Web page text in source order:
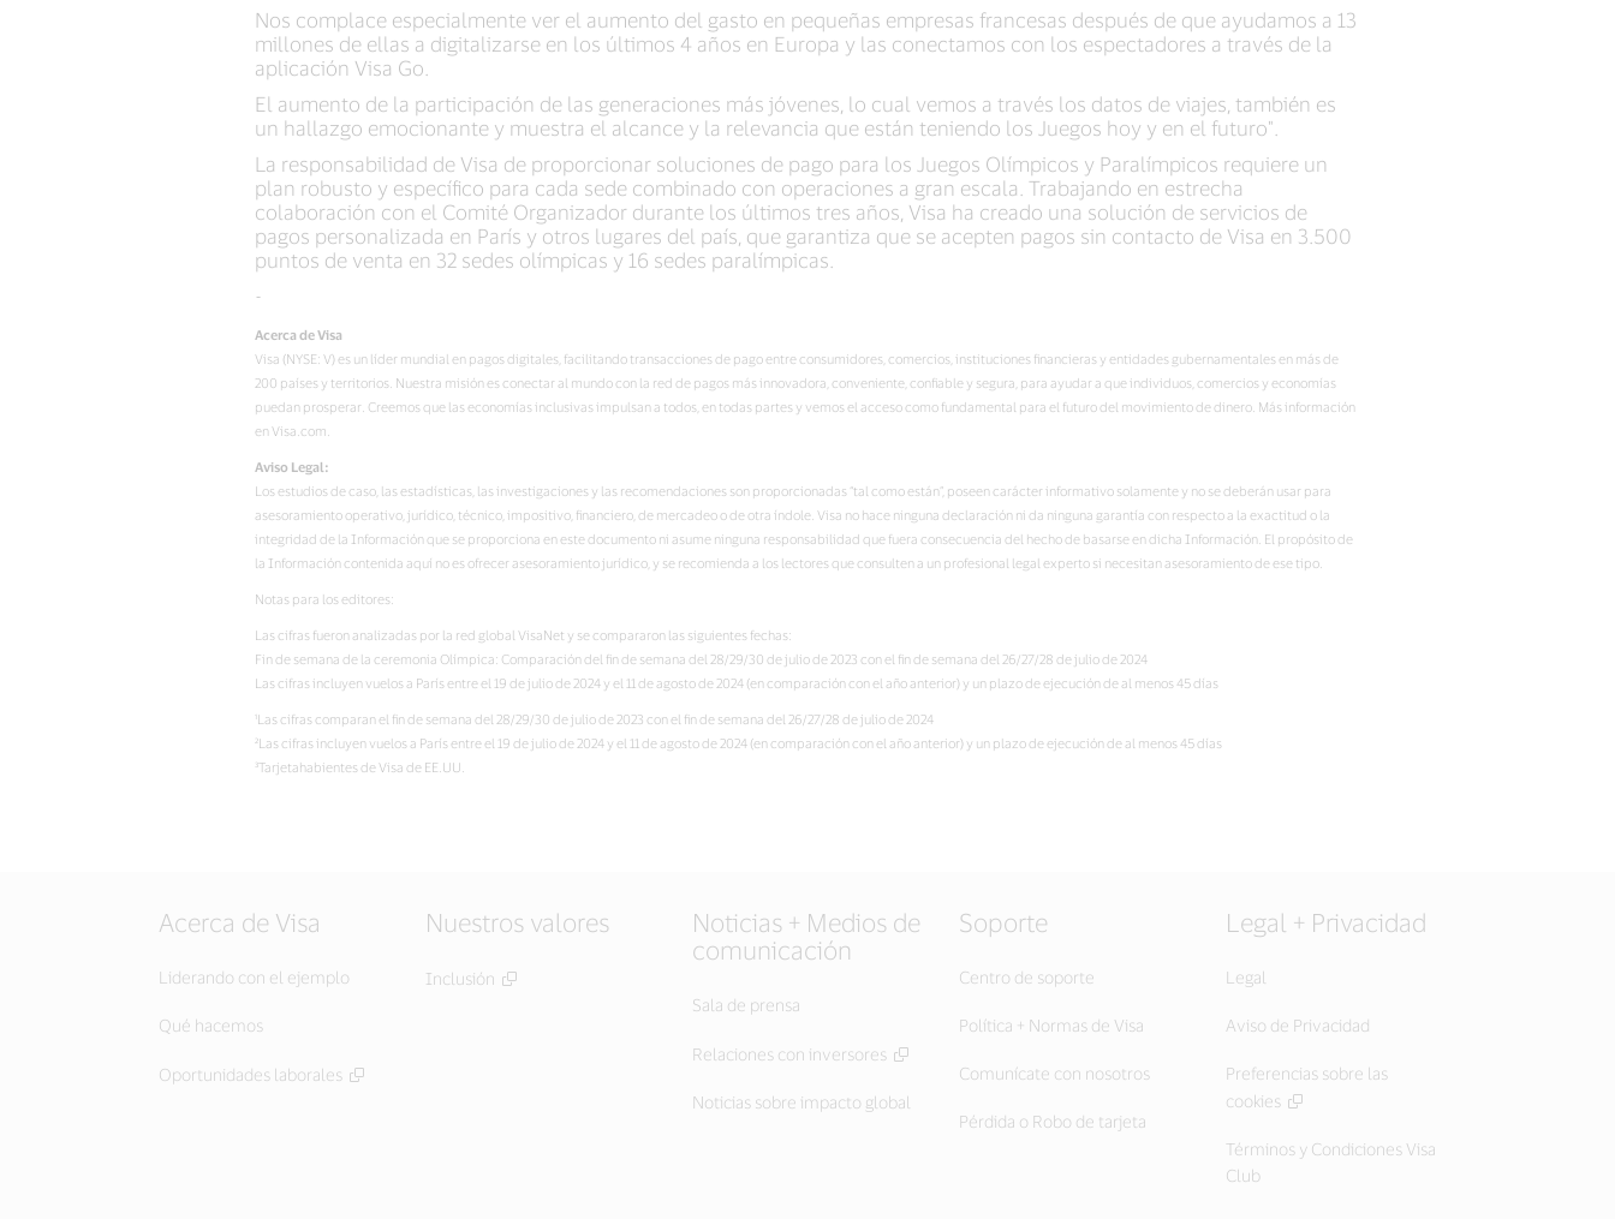
Nos complace especialmente ver el aumento del gasto en pequeñas empresas francesas después de que ayudamos a 13
millones de ellas a digitalizarse en los últimos 4 años en Europa y las conectamos con los espectadores a través de la
aplicación Visa Go.
El aumento de la participación de las generaciones más jóvenes, lo cual vemos a través los datos de viajes, también es
un hallazgo emocionante y muestra el alcance y la relevancia que están teniendo los Juegos hoy y en el futuro".
La responsabilidad de Visa de proporcionar soluciones de pago para los Juegos Olímpicos y Paralímpicos requiere un
plan robusto y específico para cada sede combinado con operaciones a gran escala. Trabajando en estrecha
colaboración con el Comité Organizador durante los últimos tres años, Visa ha creado una solución de servicios de
pagos personalizada en París y otros lugares del país, que garantiza que se acepten pagos sin contacto de Visa en 3.500
puntos de venta en 32 sedes olímpicas y 16 sedes paralímpicas.
-
Acerca de Visa
Visa (NYSE: V) es un líder mundial en pagos digitales, facilitando transacciones de pago entre consumidores, comercios, instituciones financieras y entidades gubernamentales en más de
200 países y territorios. Nuestra misión es conectar al mundo con la red de pagos más innovadora, conveniente, confiable y segura, para ayudar a que individuos, comercios y economías
puedan prosperar. Creemos que las economías inclusivas impulsan a todos, en todas partes y vemos el acceso como fundamental para el futuro del movimiento de dinero. Más información
en Visa.com.
Aviso Legal:
Los estudios de caso, las estadísticas, las investigaciones y las recomendaciones son proporcionadas “tal como están”, poseen carácter informativo solamente y no se deberán usar para
asesoramiento operativo, jurídico, técnico, impositivo, financiero, de mercadeo o de otra índole. Visa no hace ninguna declaración ni da ninguna garantía con respecto a la exactitud o la
integridad de la Información que se proporciona en este documento ni asume ninguna responsabilidad que fuera consecuencia del hecho de basarse en dicha Información. El propósito de
la Información contenida aquí no es ofrecer asesoramiento jurídico, y se recomienda a los lectores que consulten a un profesional legal experto si necesitan asesoramiento de ese tipo.
Notas para los editores:
Las cifras fueron analizadas por la red global VisaNet y se compararon las siguientes fechas:
Fin de semana de la ceremonia Olímpica: Comparación del fin de semana del 28/29/30 de julio de 2023 con el fin de semana del 26/27/28 de julio de 2024
Las cifras incluyen vuelos a París entre el 19 de julio de 2024 y el 11 de agosto de 2024 (en comparación con el año anterior) y un plazo de ejecución de al menos 45 días
¹Las cifras comparan el fin de semana del 28/29/30 de julio de 2023 con el fin de semana del 26/27/28 de julio de 2024
²Las cifras incluyen vuelos a París entre el 19 de julio de 2024 y el 11 de agosto de 2024 (en comparación con el año anterior) y un plazo de ejecución de al menos 45 días
³Tarjetahabientes de Visa de EE.UU.
Acerca de Visa
Liderando con el ejemplo
Qué hacemos
Oportunidades laborales
Nuestros valores
Inclusión
Noticias + Medios de
comunicación
Sala de prensa
Relaciones con inversores
Noticias sobre impacto global
Soporte
Centro de soporte
Política + Normas de Visa
Comunícate con nosotros
Pérdida o Robo de tarjeta
Legal + Privacidad
Legal
Aviso de Privacidad
Preferencias sobre las
cookies
Términos y Condiciones Visa
Club